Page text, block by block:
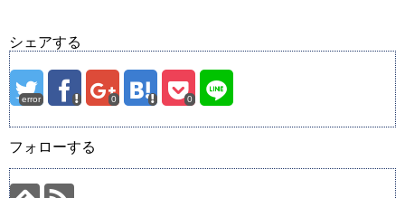
シェアする
error 0 0
フォローする